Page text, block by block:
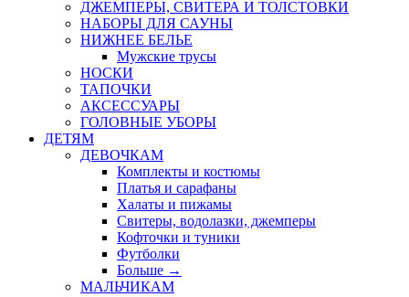
ДЖЕМПЕРЫ, СВИТЕРА И ТОЛСТОВКИ
НАБОРЫ ДЛЯ САУНЫ
НИЖНЕЕ БЕЛЬЕ
Мужские трусы
НОСКИ
ТАПОЧКИ
АКСЕССУАРЫ
ГОЛОВНЫЕ УБОРЫ
ДЕТЯМ
ДЕВОЧКАМ
Комплекты и костюмы
Платья и сарафаны
Халаты и пижамы
Свитеры, водолазки, джемперы
Кофточки и туники
Футболки
Больше →
МАЛЬЧИКАМ